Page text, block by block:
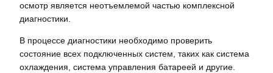
осмотр является неотъемлемой частью комплексной
диагностики.
В процессе диагностики необходимо проверить
состояние всех подключенных систем, таких как система
охлаждения, система управления батареей и другие.